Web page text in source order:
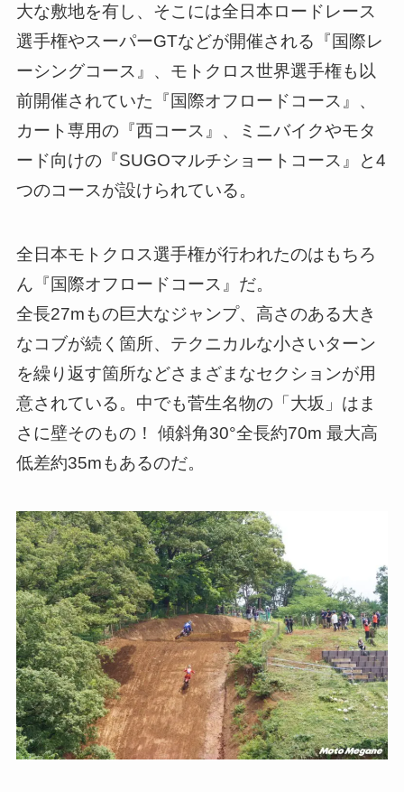
大な敷地を有し、そこには全日本ロードレース
選手権やスーパーGTなどが開催される『国際レ
ーシングコース』、モトクロス世界選手権も以
前開催されていた『国際オフロードコース』、
カート専用の『西コース』、ミニバイクやモタ
ード向けの『SUGOマルチショートコース』と4
つのコースが設けられている。
全日本モトクロス選手権が行われたのはもちろ
ん『国際オフロードコース』だ。
全長27mもの巨大なジャンプ、高さのある大き
なコブが続く箇所、テクニカルな小さいターン
を繰り返す箇所などさまざまなセクションが用
意されている。中でも菅生名物の「大坂」はま
さに壁そのもの！ 傾斜角30°全長約70m 最大高
低差約35mもあるのだ。